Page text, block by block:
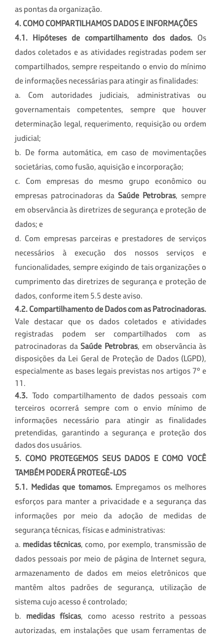
as pontas da organização.
4. COMO COMPARTILHAMOS DADOS E INFORMAÇÕES
4.1. Hipóteses de compartilhamento dos dados. Os
dados coletados e as atividades registradas podem ser
compartilhados, sempre respeitando o envio do mínimo
de informações necessárias para atingir as finalidades:
a. Com autoridades judiciais, administrativas ou
governamentais competentes, sempre que houver
determinação legal, requerimento, requisição ou ordem
judicial;
b. De forma automática, em caso de movimentações
societárias, como fusão, aquisição e incorporação;
c. Com empresas do mesmo grupo econômico ou
empresas patrocinadoras da Saúde Petrobras, sempre
em observância às diretrizes de segurança e proteção de
dados; e
d. Com empresas parceiras e prestadores de serviços
necessários à execução dos nossos serviços e
funcionalidades, sempre exigindo de tais organizações o
cumprimento das diretrizes de segurança e proteção de
dados, conforme item 5.5 deste aviso.
4.2. Compartilhamento de Dados com as Patrocinadoras.
Vale destacar que os dados coletados e atividades
registradas podem ser compartilhados com as
patrocinadoras da Saúde Petrobras, em observância às
disposições da Lei Geral de Proteção de Dados (LGPD),
especialmente as bases legais previstas nos artigos 7º e
11.
4.3. Todo compartilhamento de dados pessoais com
terceiros ocorrerá sempre com o envio mínimo de
informações necessário para atingir as finalidades
pretendidas, garantindo a segurança e proteção dos
dados dos usuários.
5. COMO PROTEGEMOS SEUS DADOS E COMO VOCÊ
TAMBÉM PODERÁ PROTEGÊ-LOS
5.1. Medidas que tomamos.Empregamos os melhores
esforços para manter a privacidade e a segurança das
informações por meio da adoção de medidas de
segurança técnicas, físicas e administrativas:
a. medidas técnicas, como, por exemplo, transmissão de
dados pessoais por meio de página de Internet segura,
armazenamento de dados em meios eletrônicos que
mantêm altos padrões de segurança, utilização de
sistema cujo acesso é controlado;
b. medidas físicas, como acesso restrito a pessoas
autorizadas, em instalações que usam ferramentas de